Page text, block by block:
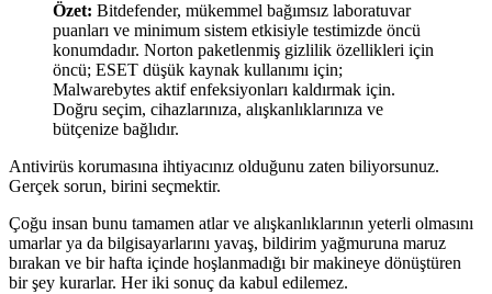
Özet: Bitdefender, mükemmel bağımsız laboratuvar
puanları ve minimum sistem etkisiyle testimizde öncü
konumdadır. Norton paketlenmiş gizlilik özellikleri için
öncü; ESET düşük kaynak kullanımı için;
Malwarebytes aktif enfeksiyonları kaldırmak için.
Doğru seçim, cihazlarınıza, alışkanlıklarınıza ve
bütçenize bağlıdır.
Antivirüs korumasına ihtiyacınız olduğunu zaten biliyorsunuz.
Gerçek sorun, birini seçmektir.
Çoğu insan bunu tamamen atlar ve alışkanlıklarının yeterli olmasını
umarlar ya da bilgisayarlarını yavaş, bildirim yağmuruna maruz
bırakan ve bir hafta içinde hoşlanmadığı bir makineye dönüştüren
bir şey kurarlar. Her iki sonuç da kabul edilemez.